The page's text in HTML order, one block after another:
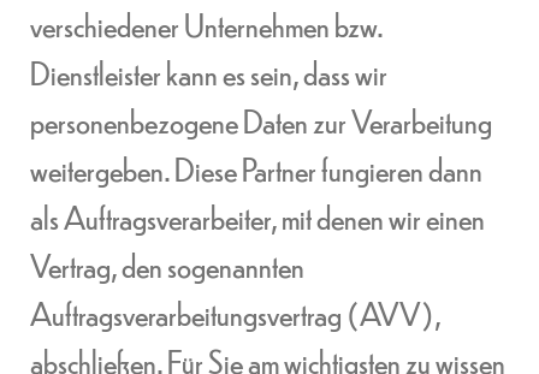
verschiedener Unternehmen bzw.
Dienstleister kann es sein, dass wir
personenbezogene Daten zur Verarbeitung
weitergeben. Diese Partner fungieren dann
als Auftragsverarbeiter, mit denen wir einen
Vertrag, den sogenannten
Auftragsverarbeitungsvertrag (AVV),
abschließen. Für Sie am wichtigsten zu wissen